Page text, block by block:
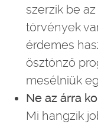
szerzik be
törvények
érdemes
ösztönző
mesélniük
Ne az árra
Mi hangzik